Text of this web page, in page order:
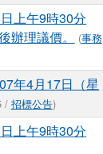
上午9時30分
理議價。
(事務
年4月17日（星
/ 招標公告)
上午9時30分